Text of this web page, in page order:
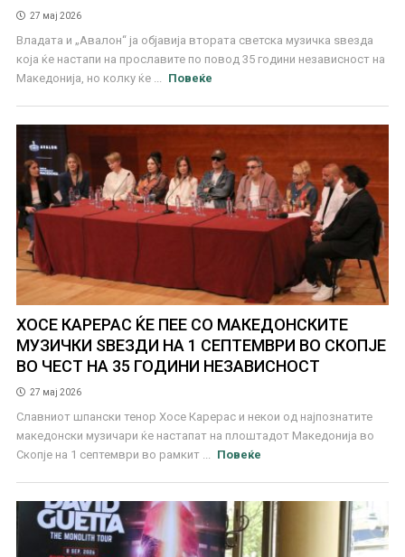
27 мај 2026
Владата и „Авалон“ ја објавија втората светска музичка ѕвезда
која ќе настапи на прославите по повод 35 години независност на
Македонија, но колку ќе ...
Повеќе
ХОСЕ КАРЕРАС ЌЕ ПЕЕ СО МАКЕДОНСКИТЕ
МУЗИЧКИ ЅВЕЗДИ НА 1 СЕПТЕМВРИ ВО СКОПЈЕ
ВО ЧЕСТ НА 35 ГОДИНИ НЕЗАВИСНОСТ
27 мај 2026
Славниот шпански тенор Хосе Карерас и некои од најпознатите
македонски музичари ќе настапат на плоштадот Македонија во
Скопје на 1 септември во рамкит ...
Повеќе